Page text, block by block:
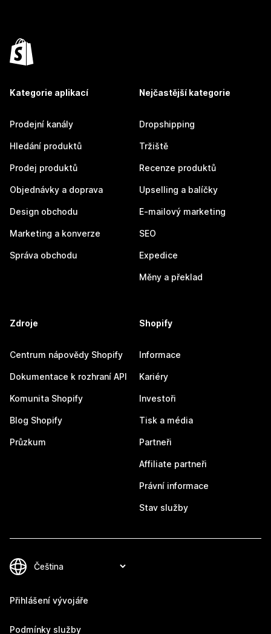
Kategorie aplikací
Prodejní kanály
Hledání produktů
Prodej produktů
Objednávky a doprava
Design obchodu
Marketing a konverze
Správa obchodu
Nejčastější kategorie
Dropshipping
Tržiště
Recenze produktů
Upselling a balíčky
E-mailový marketing
SEO
Expedice
Měny a překlad
Zdroje
Centrum nápovědy Shopify
Dokumentace k rozhraní API
Komunita Shopify
Blog Shopify
Průzkum
Shopify
Informace
Kariéry
Investoři
Tisk a média
Partneři
Affiliate partneři
Právní informace
Stav služby
Přihlášení vývojáře
Podmínky služby